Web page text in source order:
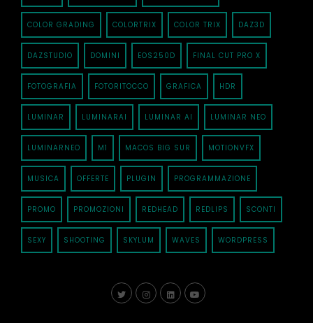
COLOR GRADING COLORTRIX COLOR TRIX DAZ3D
DAZSTUDIO DOMINI EOS250D FINAL CUT PRO X
FOTOGRAFIA FOTORITOCCO GRAFICA HDR
LUMINAR LUMINARAI LUMINAR AI LUMINAR NEO
LUMINARNEO M1 MACOS BIG SUR MOTIONVFX
MUSICA OFFERTE PLUGIN PROGRAMMAZIONE
PROMO PROMOZIONI REDHEAD REDLIPS SCONTI
SEXY SHOOTING SKYLUM WAVES WORDPRESS